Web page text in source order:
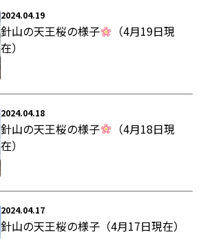
2024.04.19
針山の天王桜の様子
（4月19日現
在）
2024.04.18
針山の天王桜の様子
（4月18日現
在）
2024.04.17
針山の天王桜の様子（4月17日現在）